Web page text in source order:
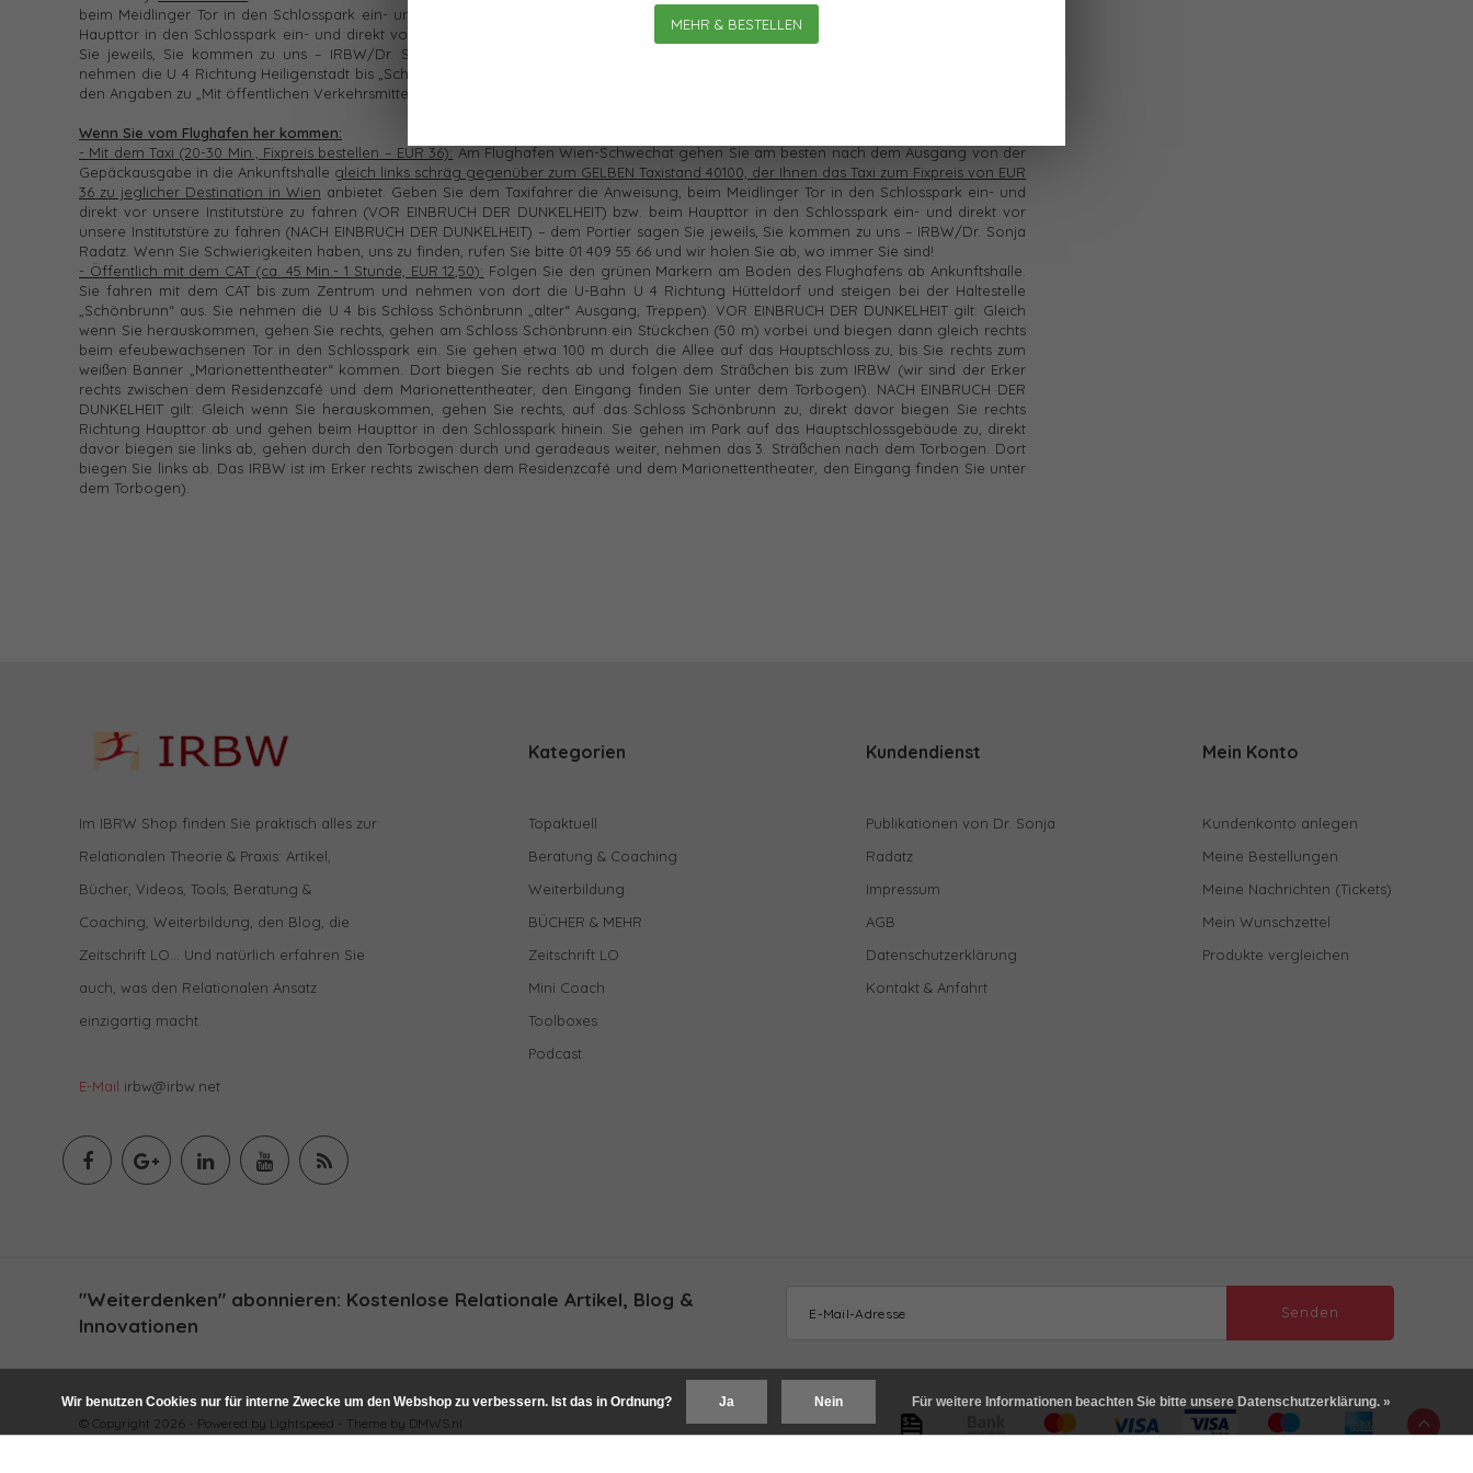
MEHR & BESTELLEN
beim Meidlinger Tor in den Schlosspark ein- und direkt vor unsere Institutstüre zu fahren (VOR EINBRUCH DER DUNKELHEIT) bzw. beim
Haupttor in den Schlosspark ein- und direkt vor unsere Institutstüre zu fahren (NACH EINBRUCH DER DUNKELHEIT) – dem Portier sagen
Sie jeweils, Sie kommen zu uns – IRBW/Dr. Sonja Radatz.
nehmen die U 4 Richtung Heiligenstadt bis „Schloss Schönbrunn“ und nehmen Sie den „alten“ Ausgang, Treppen). und folgen Sie weiter
den Angaben zu „Mit öffentlichen Verkehrsmitteln innerhalb von Wien“ oben!
Wenn Sie vom Flughafen her kommen:
- Mit dem Taxi (20-30 Min., Fixpreis bestellen – EUR 36): Am Flughafen Wien-Schwechat gehen Sie am besten nach dem Ausgang von der
Gepäckausgabe in die Ankunftshalle gleich links schräg gegenüber zum GELBEN Taxistand 40100, der Ihnen das Taxi zum Fixpreis von EUR
36 zu jeglicher Destination in Wien anbietet. Geben Sie dem Taxifahrer die Anweisung, beim Meidlinger Tor in den Schlosspark ein- und
direkt vor unsere Institutstüre zu fahren (VOR EINBRUCH DER DUNKELHEIT) bzw. beim Haupttor in den Schlosspark ein- und direkt vor
unsere Institutstüre zu fahren (NACH EINBRUCH DER DUNKELHEIT) – dem Portier sagen Sie jeweils, Sie kommen zu uns – IRBW/Dr. Sonja
Radatz. Wenn Sie Schwierigkeiten haben, uns zu finden, rufen Sie bitte 01 409 55 66 und wir holen Sie ab, wo immer Sie sind!
- Öffentlich mit dem CAT (ca. 45 Min.- 1 Stunde, EUR 12,50): Folgen Sie den grünen Markern am Boden des Flughafens ab Ankunftshalle.
Sie fahren mit dem CAT bis zum Zentrum und nehmen von dort die U-Bahn U 4 Richtung Hütteldorf und steigen bei der Haltestelle
„Schönbrunn“ aus. Sie nehmen die U 4 bis Schloss Schönbrunn „alter“ Ausgang, Treppen). VOR EINBRUCH DER DUNKELHEIT gilt: Gleich
wenn Sie herauskommen, gehen Sie rechts, gehen am Schloss Schönbrunn ein Stückchen (50 m) vorbei und biegen dann gleich rechts
beim efeubewachsenen Tor in den Schlosspark ein. Sie gehen etwa 100 m durch die Allee auf das Hauptschloss zu, bis Sie rechts zum
weißen Banner „Marionettentheater“ kommen. Dort biegen Sie rechts ab und folgen dem Sträßchen bis zum IRBW (wir sind der Erker
rechts zwischen dem Residenzcafé und dem Marionettentheater, den Eingang finden Sie unter dem Torbogen). NACH EINBRUCH DER
DUNKELHEIT gilt: Gleich wenn Sie herauskommen, gehen Sie rechts, auf das Schloss Schönbrunn zu, direkt davor biegen Sie rechts
Richtung Haupttor ab und gehen beim Haupttor in den Schlosspark hinein. Sie gehen im Park auf das Hauptschlossgebäude zu, direkt
davor biegen sie links ab, gehen durch den Torbogen durch und geradeaus weiter, nehmen das 3. Sträßchen nach dem Torbogen. Dort
biegen Sie links ab. Das IRBW ist im Erker rechts zwischen dem Residenzcafé und dem Marionettentheater, den Eingang finden Sie unter
dem Torbogen).
Im IBRW Shop finden Sie praktisch alles zur
Relationalen Theorie & Praxis: Artikel,
Bücher, Videos, Tools, Beratung &
Coaching, Weiterbildung, den Blog, die
Zeitschrift LO… Und natürlich erfahren Sie
auch, was den Relationalen Ansatz
einzigartig macht.
E-Mail irbw@irbw.net
Kategorien
Topaktuell
Beratung & Coaching
Weiterbildung
BÜCHER & MEHR
Zeitschrift LO
Mini Coach
Toolboxes
Podcast
Kundendienst
Publikationen von Dr. Sonja
Radatz
Impressum
AGB
Datenschutzerklärung
Kontakt & Anfahrt
Mein Konto
Kundenkonto anlegen
Meine Bestellungen
Meine Nachrichten (Tickets)
Mein Wunschzettel
Produkte vergleichen
"Weiterdenken" abonnieren: Kostenlose Relationale Artikel, Blog &
Innovationen
Senden
© Copyright 2026 - Powered by Lightspeed - Theme by DMWS.nl
Wir benutzen Cookies nur für interne Zwecke um den Webshop zu verbessern. Ist das in Ordnung? Ja Nein Für weitere Informationen beachten Sie bitte unsere Datenschutzerklärung. »